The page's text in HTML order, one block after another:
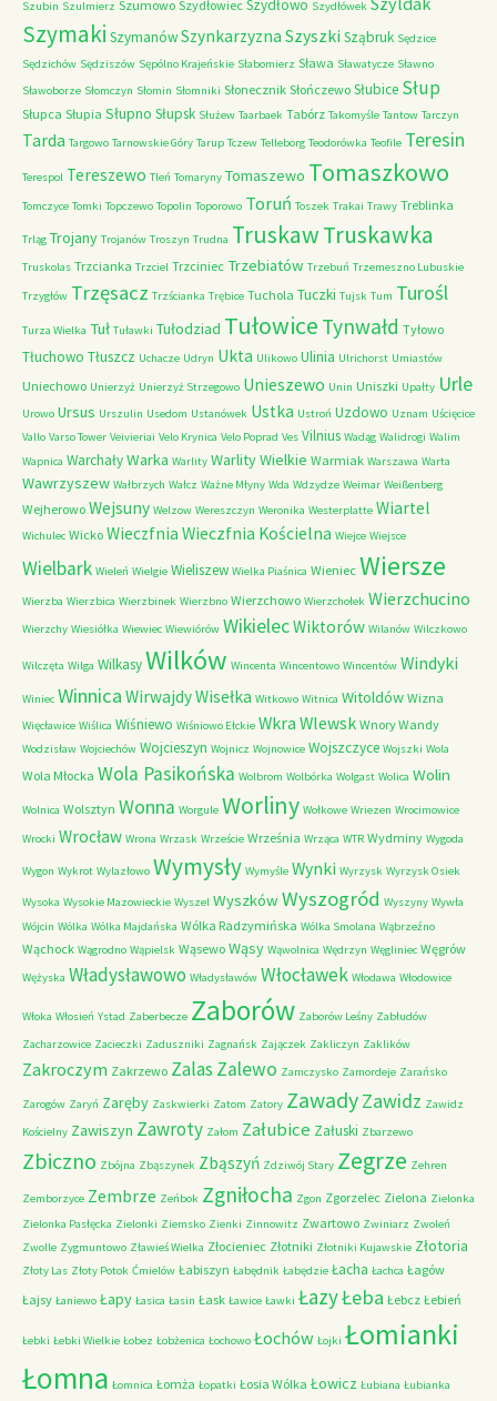
Szubin Szulmierz Szumowo Szydłowiec Szydłowo Szydłówek
Szymaki SzymanówSzynkarzyzna Szyszki Sząbruk Sędzice
Sędzichów Sędziszów Sępólno Krajeńskie Słabomierz Sława Sławatycze Sławno
Sławoborze Słomczyn Słomin Słomniki Słonecznik Słończewo Słubice Słup
Słupca Słupia Słupno Słupsk Służew Taarbaek Tabórz Takomyśle Tantow Tarczyn
Tarda Targowo Tarnowskie Góry Tarup Tczew Telleborg Teodorówka Teofile Teresin
Terespol Tereszewo Tleń Tomaryny Tomaszewo Tomaszkowo
Tomczyce Tomki Topczewo Topolin Toporowo Toruń Toszek Trakai Trawy Treblinka
Trląg Trojany Trojanów Troszyn Trudna TruskawTruskawka
Truskolas Trzcianka Trzciel Trzciniec Trzebiatów Trzebuń Trzemeszno Lubuskie
Trzygłów Trzęsacz Trzścianka Trębice Tuchola Tuczki Tujsk Tum Turośl
Turza Wielka Tuł Tuławki Tułodziad Tułowice Tynwałd Tyłowo
Tłuchowo Tłuszcz Uchacze Udryn Ukta Ulikowo Ulinia Ulrichorst Umiastów
Uniechowo Unierzyż Unierzyż Strzegowo Unieszewo Unin Uniszki Upałty Urle
Urowo Ursus Urszulin Usedom Ustanówek Ustka Ustroń Uzdowo Uznam Uścięcice
Vallo Varso Tower Veivieriai Velo Krynica Velo Poprad Ves Vilnius Wadąg Walidrogi Walim
Wapnica WarchałyWarka Warlity Warlity Wielkie Warmiak Warszawa Warta
Wawrzyszew Wałbrzych Wałcz Ważne Młyny Wda Wdzydze Weimar Weißenberg
Wejherowo Wejsuny Welzow Wereszczyn Weronika Westerplatte Wiartel
Wichulec Wicko Wieczfnia Wieczfnia Kościelna Wiejce Wiejsce
Wielbark Wieleń Wielgie Wieliszew Wielka Piaśnica Wieniec Wiersze
Wierzba Wierzbica Wierzbinek Wierzbno Wierzchowo Wierzchołek Wierzchucino
Wierzchy Wiesiółka Wiewiec Wiewiórów WikielecWiktorów Wilanów Wilczkowo
Wilczęta Wilga WilkasyWilków Wincenta Wincentowo Wincentów Windyki
Winiec Winnica WirwajdyWisełka Witkowo Witnica Witoldów Wizna
Więcławice Wiślica Wiśniewo Wiśniowo Ełckie Wkra Wlewsk Wnory Wandy
Wodzisław Wojciechów Wojcieszyn Wojnicz Wojnowice Wojszczyce Wojszki Wola
Wola Młocka Wola Pasikońska Wolbrom Wolbórka Wolgast Wolica Wolin
Wolnica Wolsztyn Wonna Worgule Worliny Wołkowe Wriezen Wrocimowice
Wrocki Wrocław Wrona Wrzask Wrzeście Września Wrząca WTR Wydminy Wygoda
Wygon Wykrot Wylazłowo Wymysły Wymyśle Wynki Wyrzysk Wyrzysk Osiek
Wysoka Wysokie Mazowieckie Wyszel WyszkówWyszogród Wyszyny Wywła
Wójcin Wólka Wólka Majdańska Wólka Radzymińska Wólka Smolana Wąbrzeźno
Wąchock Wągrodno Wąpielsk Wąsewo Wąsy Wąwolnica Wędrzyn Węgliniec Węgrów
Wężyska Władysławowo Władysławów Włocławek Włodawa Włodowice
Włoka Włosień Ystad Zaberbecze Zaborów Zaborów Leśny Zabłudów
Zacharzowice Zacieczki Zaduszniki Zagnańsk Zajączek Zakliczyn Zaklików
Zakroczym Zakrzewo ZalasZalewo Zamczysko Zamordeje Zarańsko
Zarogów Zaryń Zaręby Zaskwierki Zatom Zatory ZawadyZawidz Zawidz
Kościelny Zawiszyn Zawroty Załom Załubice Załuski Zbarzewo
Zbiczno Zbójna Zbąszynek Zbąszyń Zdziwój Stary Zegrze Zehren
Zemborzyce Zembrze Zeńbok Zgniłocha Zgon Zgorzelec Zielona Zielonka
Zielonka Pasłęcka Zielonki Ziemsko Zienki Zinnowitz Zwartowo Zwiniarz Zwoleń
Zwolle Zygmuntowo Zławieś Wielka Złocieniec Złotniki Złotniki Kujawskie Złotoria
Złoty Las Złoty Potok Ćmielów Łabiszyn Łabędnik Łabędzie Łacha Łachca Łagów
Łajsy Łaniewo Łapy Łasica Łasin Łask Ławice Ławki ŁazyŁeba Łebcz Łebień
Łebki Łebki Wielkie Łobez Łobżenica Łochowo Łochów Łojki Łomianki
Łomna Łomnica Łomża Łopatki Łosia Wólka Łowicz Łubiana Łubianka